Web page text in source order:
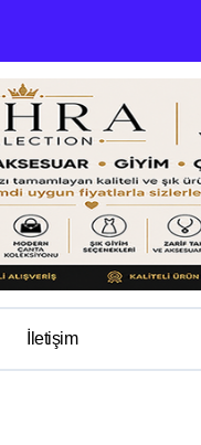
Çerkezköy’de
İletişim